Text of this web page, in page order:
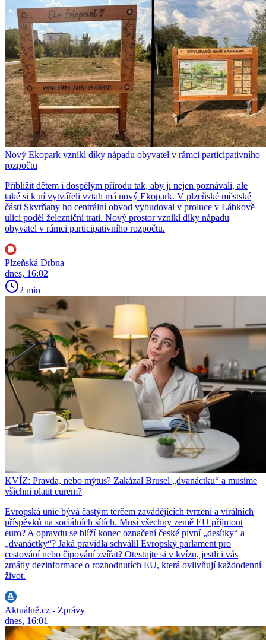
Nový Ekopark vznikl díky nápadu obyvatel v rámci participativního
rozpočtu
Přiblížit dětem i dospělým přírodu tak, aby ji nejen poznávali, ale
také si k ní vytvářeli vztah má nový Ekopark. V plzeňské městské
části Skvrňany ho centrální obvod vybudoval v proluce v Lábkově
ulici podél železniční trati. Nový prostor vznikl díky nápadu
obyvatel v rámci participativního rozpočtu.
Plzeňská Drbna
dnes, 16:02
2 min
KVÍZ: Pravda, nebo mýtus? Zakázal Brusel „dvanáctku“ a musíme
všichni platit eurem?
Evropská unie bývá častým terčem zavádějících tvrzení a virálních
příspěvků na sociálních sítích. Musí všechny země EU přijmout
euro? A opravdu se blíží konec označení české pivní „desítky“ a
„dvanáctky“? Jaká pravidla schválil Evropský parlament pro
cestování nebo čipování zvířat? Otestujte si v kvízu, jestli i vás
zmátly dezinformace o rozhodnutích EU, která ovlivňují každodenní
život.
Aktuálně.cz - Zprávy
dnes, 16:01